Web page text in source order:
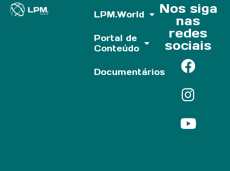
LPM.World
Portal de
Conteúdo
Documentários
Nos siga
nas
redes
sociais